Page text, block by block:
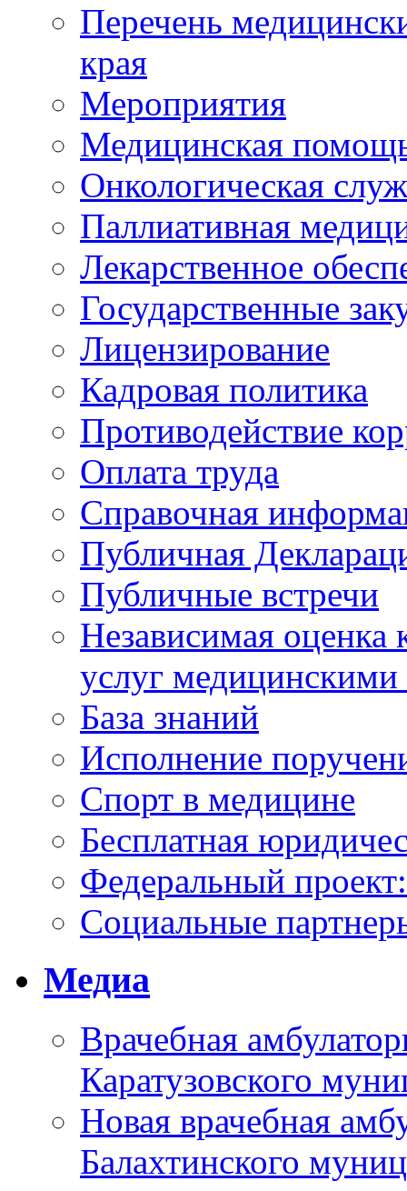
Перечень
края
Мероприятия
Медицинская
Онкологическая
Паллиативная
Лекарственное
Государственные
Лицензирование
Кадровая политика
Противодействие
Оплата труда
Справочная
Публичная
Публичные встречи
Независимая оценка
услуг
База знаний
Исполнение
Спорт в медицине
Бесплатная
Федеральный
Социальные
Медиа
Врачебная
Каратузовского
Новая врачебная
Балахтинского